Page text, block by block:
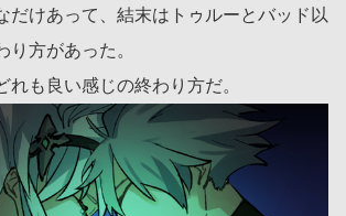
だけあって、結末はトゥルーとバッド以
り方があった。
れも良い感じの終わり方だ。